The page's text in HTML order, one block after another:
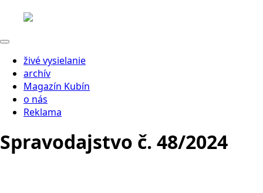
živé vysielanie
archív
Magazín Kubín
o nás
Reklama
Spravodajstvo č. 48/2024